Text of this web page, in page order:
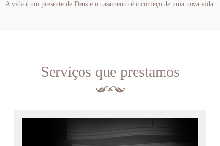
A vida é um presente de Deus e o casamento é o começo de uma nova vida.
Serviços que prestamos